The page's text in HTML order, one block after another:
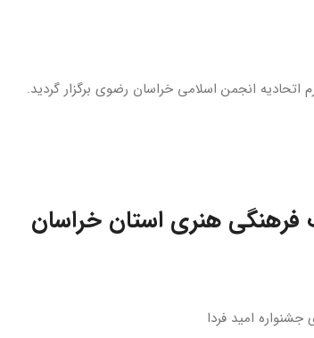
انجمن اسلامی خراسان رضوی برگزار گردید.
فرهنگی هنری استان خراسان
امید فردا